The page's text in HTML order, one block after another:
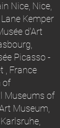
Nice, Nice,
Kemper
d'Art
Picasso -
, France
of
Museums of
Museum,